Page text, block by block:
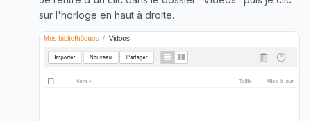
sur l'horloge en haut à droite.